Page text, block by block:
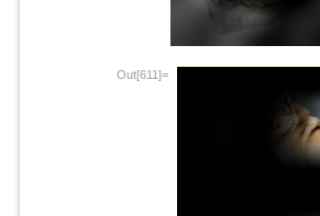
Out[611]=